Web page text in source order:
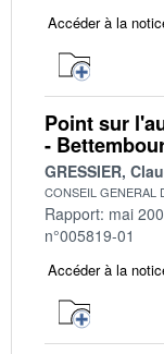
Accéder à la
Point sur
-
GRESSIER,
CONSEIL GENERAL
Rapport: mai
n°005819-01
Accéder à la